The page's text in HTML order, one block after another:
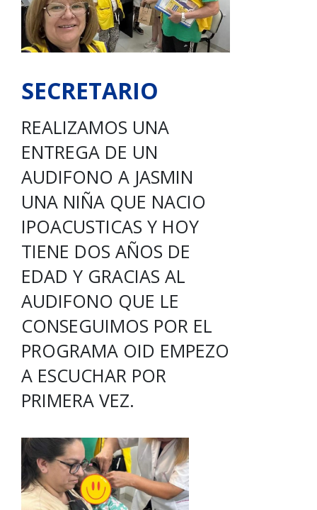
SECRETARIO
REALIZAMOS UNA
ENTREGA DE UN
AUDIFONO A JASMIN
UNA NIÑA QUE NACIO
IPOACUSTICAS Y HOY
TIENE DOS AÑOS DE
EDAD Y GRACIAS AL
AUDIFONO QUE LE
CONSEGUIMOS POR EL
PROGRAMA OID EMPEZO
A ESCUCHAR POR
PRIMERA VEZ.